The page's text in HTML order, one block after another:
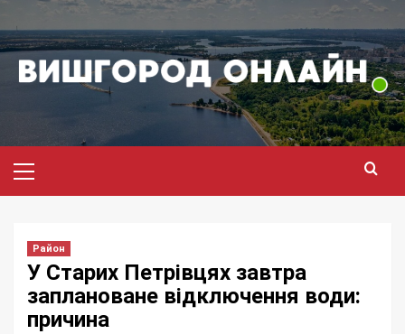
до
вмісту
меню
Район
У Старих Петрівцях завтра
заплановане відключення води:
причина